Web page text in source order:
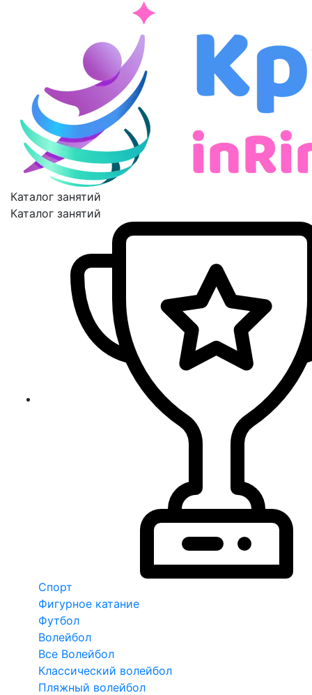
Каталог занятий
Каталог занятий
Спорт
Фигурное катание
Футбол
Волейбол
Все Волейбол
Классический волейбол
Пляжный волейбол